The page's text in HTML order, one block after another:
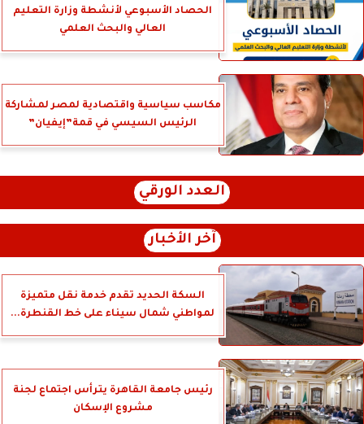
الحصاد الأسبوعي لأنشطة وزارة التعليم
العالي والبحث العلمي
مكاسب سياسية واقتصادية لمصر لمشاركة
الرئيس السيسي في قمة”إيفيان”
العدد الورقي
آخر الأخبار
السكة الحديد تقدم خدمة نقل متميزة
لمواطني شمال سيناء على خط القنطرة...
رئيس جامعة القاهرة يترأس اجتماع لجنة
مشروع الإسكان